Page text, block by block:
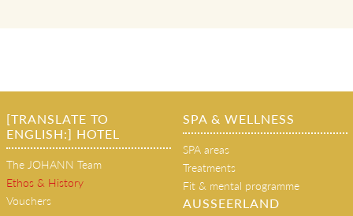
[TRANSLATE TO
ENGLISH:] HOTEL
The JOHANN Team
Ethos & History
Vouchers
SPA & WELLNESS
SPA areas
Treatments
Fit & mental programme
AUSSEERLAND